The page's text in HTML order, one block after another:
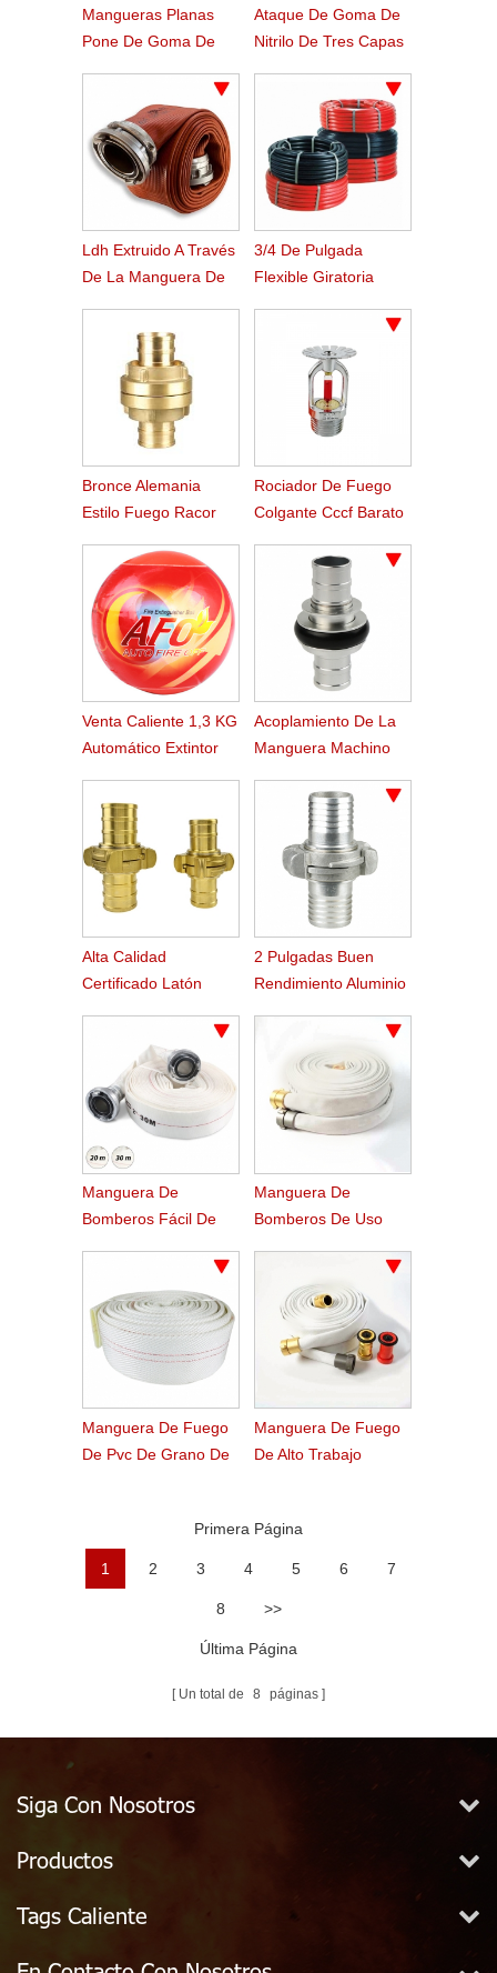
Mangueras Planas
Pone De Goma De
Ataque De Goma De
Nitrilo De Tres Capas
Ldh Extruido A Través
De La Manguera De
Nitrilo Tejido
3/4 De Pulgada
Flexible Giratoria
Manguera Plana
Bronce Alemania
Estilo Fuego Racor
Rociador De Fuego
Colgante Cccf Barato
Venta Caliente 1,3 KG
Automático Extintor
Acoplamiento De La
Manguera Machino
2.5 Pulgadas
Alta Calidad
Certificado Latón
Manguera De Fuego
De Nakajima
2 Pulgadas Buen
Rendimiento Aluminio
Manguera De
Bomberos Fácil De
Manguera De
Bomberos De Uso
Presión De Trabajo
Manguera De Fuego
De Pvc De Grano De
Patentada Patentada
Manguera De Fuego
De Alto Trabajo
Forestal
Primera Página
1 2 3 4 5 6 7
8 >>
Última Página
Un total de 8 páginas
Siga Con Nosotros
Productos
Tags Caliente